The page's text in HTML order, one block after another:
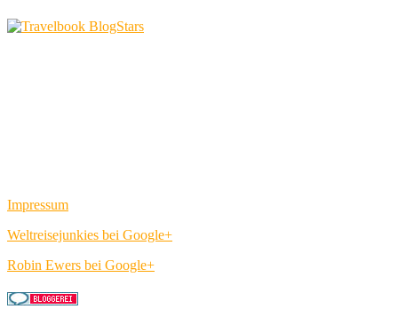
Impressum
Weltreisejunkies bei Google+
Robin Ewers bei Google+